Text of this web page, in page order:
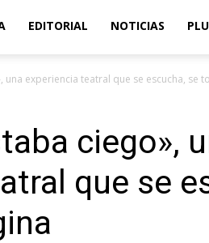
EDITORIAL NOTICIAS
una experiencia teatral que se escucha, se
ciego»,
que se